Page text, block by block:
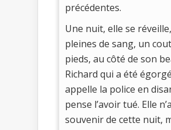
précédentes.
Une nuit, elle se
pleines de sang, un
pieds, au côté de son
Richard qui a été
appelle la police en
pense l’avoir tué. Elle
souvenir de cette nuit,